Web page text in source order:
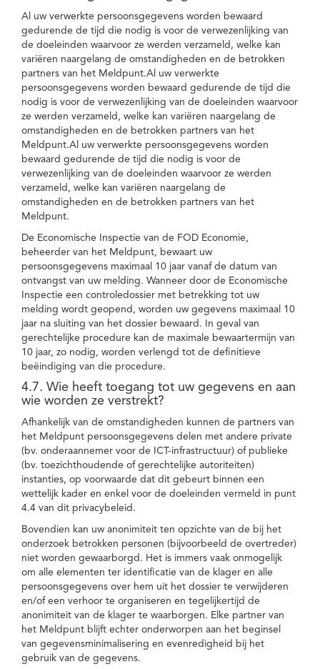
Al uw verwerkte persoonsgegevens worden bewaard
gedurende de tijd die nodig is voor de verwezenlijking van
de doeleinden waarvoor ze werden verzameld, welke kan
variëren naargelang de omstandigheden en de betrokken
partners van het Meldpunt.Al uw verwerkte
persoonsgegevens worden bewaard gedurende de tijd die
nodig is voor de verwezenlijking van de doeleinden waarvoor
ze werden verzameld, welke kan variëren naargelang de
omstandigheden en de betrokken partners van het
Meldpunt.Al uw verwerkte persoonsgegevens worden
bewaard gedurende de tijd die nodig is voor de
verwezenlijking van de doeleinden waarvoor ze werden
verzameld, welke kan variëren naargelang de
omstandigheden en de betrokken partners van het
Meldpunt.
De Economische Inspectie van de FOD Economie,
beheerder van het Meldpunt, bewaart uw
persoonsgegevens maximaal 10 jaar vanaf de datum van
ontvangst van uw melding. Wanneer door de Economische
Inspectie een controledossier met betrekking tot uw
melding wordt geopend, worden uw gegevens maximaal 10
jaar na sluiting van het dossier bewaard. In geval van
gerechtelijke procedure kan de maximale bewaartermijn van
10 jaar, zo nodig, worden verlengd tot de definitieve
beëindiging van die procedure.
4.7. Wie heeft toegang tot uw gegevens en aan
wie worden ze verstrekt?
Afhankelijk van de omstandigheden kunnen de partners van
het Meldpunt persoonsgegevens delen met andere private
(bv. onderaannemer voor de ICT-infrastructuur) of publieke
(bv. toezichthoudende of gerechtelijke autoriteiten)
instanties, op voorwaarde dat dit gebeurt binnen een
wettelijk kader en enkel voor de doeleinden vermeld in punt
4.4 van dit privacybeleid.
Bovendien kan uw anonimiteit ten opzichte van de bij het
onderzoek betrokken personen (bijvoorbeeld de overtreder)
niet worden gewaarborgd. Het is immers vaak onmogelijk
om alle elementen ter identificatie van de klager en alle
persoonsgegevens over hem uit het dossier te verwijderen
en/of een verhoor te organiseren en tegelijkertijd de
anonimiteit van de klager te waarborgen. Elke partner van
het Meldpunt blijft echter onderworpen aan het beginsel
van gegevensminimalisering en evenredigheid bij het
gebruik van de gegevens.